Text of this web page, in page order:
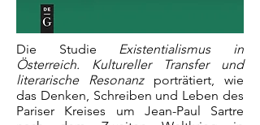
Die Studie Existentialismus in
Österreich. Kultureller Transfer und
literarische Resonanzporträtiert, wie
das Denken, Schreiben und Leben des
Pariser Kreises um Jean-Paul Sartre